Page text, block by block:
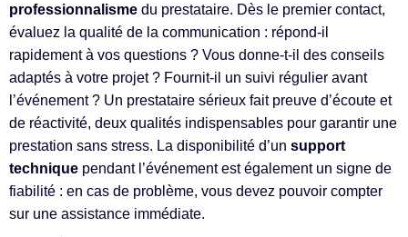
professionnalisme du prestataire. Dès le premier contact,
évaluez la qualité de la communication : répond-il
rapidement à vos questions ? Vous donne-t-il des conseils
adaptés à votre projet ? Fournit-il un suivi régulier avant
l’événement ? Un prestataire sérieux fait preuve d’écoute et
de réactivité, deux qualités indispensables pour garantir une
prestation sans stress. La disponibilité d’un support
technique pendant l’événement est également un signe de
fiabilité : en cas de problème, vous devez pouvoir compter
sur une assistance immédiate.